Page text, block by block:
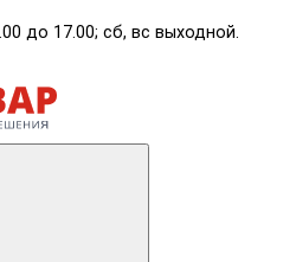
до 17.00; сб, вс выходной.